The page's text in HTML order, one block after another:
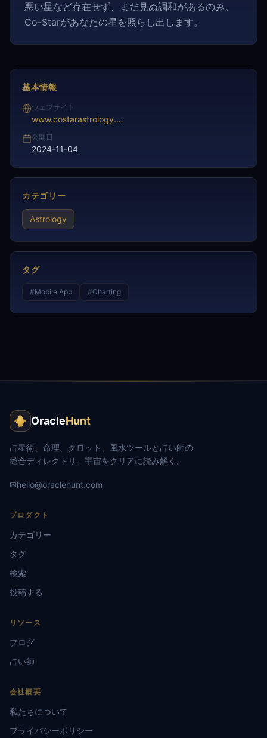
悪い星など存在せず、まだ見ぬ調和があるのみ。
Co-Starがあなたの星を照らし出します。
基本情報
ウェブサイト
www.costarastrology.com/
公開日
2024-11-04
カテゴリー
Astrology
タグ
#Mobile App #Charting
OracleHunt
占星術、命理、タロット、風水ツールと占い師の
総合ディレクトリ。宇宙をクリアに読み解く。
✉hello@oraclehunt.com
プロダクト
カテゴリー
タグ
検索
投稿する
リソース
ブログ
占い師
会社概要
私たちについて
プライバシーポリシー